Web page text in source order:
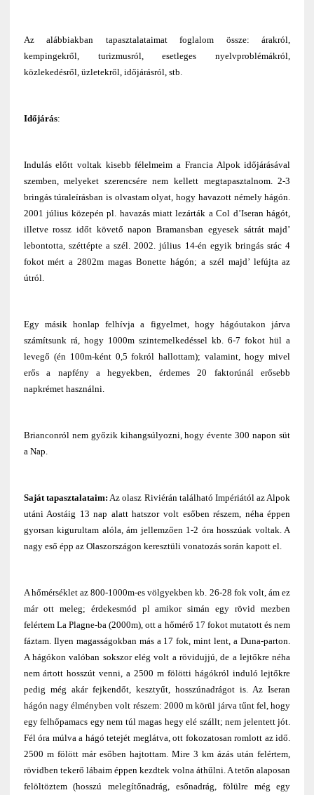
Az alábbiakban tapasztalataimat foglalom össze: árakról,
kempingekről, turizmusról, esetleges nyelvproblémákról,
közlekedésről, üzletekről, időjárásról, stb.
Időjárás:
Indulás előtt voltak kisebb félelmeim a Francia Alpok időjárásával
szemben, melyeket szerencsére nem kellett megtapasztalnom. 2-3
bringás túraleírásban is olvastam olyat, hogy havazott némely hágón.
2001 július közepén pl. havazás miatt lezárták a Col d’Iseran hágót,
illetve rossz időt követő napon Bramansban egyesek sátrát majd’
lebontotta, széttépte a szél. 2002. július 14-én egyik bringás srác 4
fokot mért a 2802m magas Bonette hágón; a szél majd’ lefújta az
útról.
Egy másik honlap felhívja a figyelmet, hogy hágóutakon járva
számítsunk rá, hogy 1000m szintemelkedéssel kb. 6-7 fokot hül a
levegő (én 100m-ként 0,5 fokról hallottam); valamint, hogy mivel
erős a napfény a hegyekben, érdemes 20 faktorúnál erősebb
napkrémet használni.
Brianconról nem győzik kihangsúlyozni, hogy évente 300 napon süt
a Nap.
Saját tapasztalataim: Az olasz Riviérán található Impériától az Alpok
utáni Aostáig 13 nap alatt hatszor volt esőben részem, néha éppen
gyorsan kigurultam alóla, ám jellemzően 1-2 óra hosszúak voltak. A
nagy eső épp az Olaszországon keresztüli vonatozás során kapott el.
A hőmérséklet az 800-1000m-es völgyekben kb. 26-28 fok volt, ám ez
már ott meleg; érdekesmód pl amikor simán egy rövid mezben
felértem La Plagne-ba (2000m), ott a hőmérő 17 fokot mutatott és nem
fáztam. Ilyen magasságokban más a 17 fok, mint lent, a Duna-parton.
A hágókon valóban sokszor elég volt a rövidujjú, de a lejtőkre néha
nem ártott hosszút venni, a 2500 m fölötti hágókról induló lejtőkre
pedig még akár fejkendőt, kesztyűt, hosszúnadrágot is. Az Iseran
hágón nagy élményben volt részem: 2000 m körül járva tűnt fel, hogy
egy felhőpamacs egy nem túl magas hegy elé szállt; nem jelentett jót.
Fél óra múlva a hágó tetejét meglátva, ott fokozatosan romlott az idő.
2500 m fölött már esőben hajtottam. Mire 3 km ázás után felértem,
rövidben tekerő lábaim éppen kezdtek volna áthűlni. A tetőn alaposan
felöltöztem (hosszú melegítőnadrág, esőnadrág, fölülre még egy